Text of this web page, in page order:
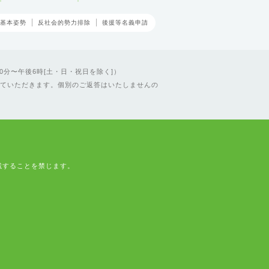
本姿勢 反社会的勢力排除 後援等名義申請
〜午後6時[土・日・祝日を除く]）
いただきます。個別のご返答はいたしませんの
ることを禁じます。